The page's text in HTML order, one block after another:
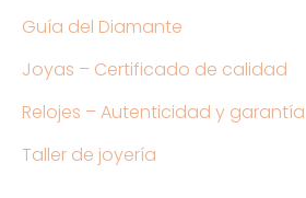
Guía del Diamante
Joyas – Certificado de calidad
Relojes – Autenticidad y garantía
Taller de joyería